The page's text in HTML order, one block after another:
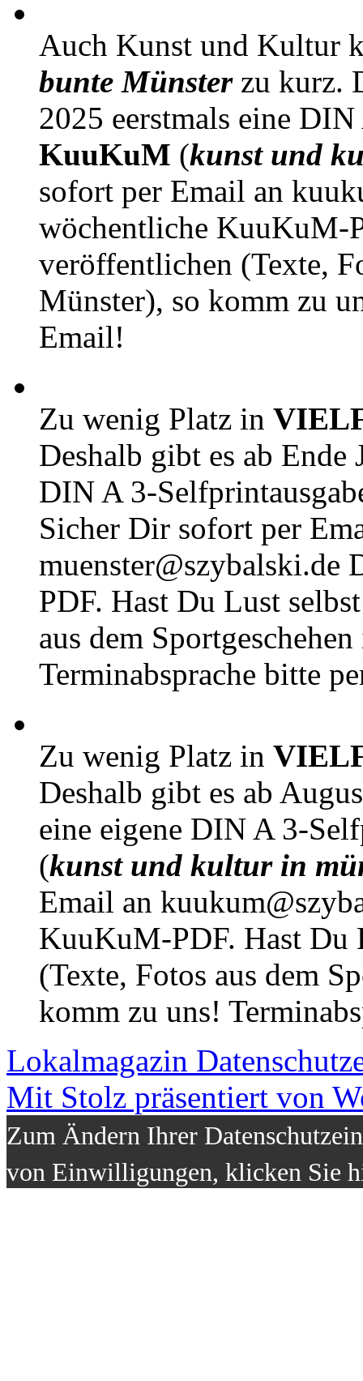
Auch Kunst und Kultur
bunte Münsterzu kurz.
2025 eerstmals eine
KuuKuM (kunst und
sofort per Email an
wöchentliche KuuKuM-
veröffentlichen (Texte,
Münster), so komm zu
Email!
Zu wenig Platz in
Deshalb gibt es ab Ende
DIN A 3-
Sicher Dir sofort per
muenster@szybalski.de
PDF. Hast Du Lust
aus dem
Terminabsprache bitte
Zu wenig Platz in
Deshalb gibt es ab
eine eigene DIN A 3-
(kunst und kultur in
Email an
KuuKuM-PDF. Hast Du
(Texte, Fotos aus dem
komm zu uns!
Lokalmagazin
Mit Stolz präsentiert von
Zum Ändern Ihrer
von Einwilligungen, klicken Sie